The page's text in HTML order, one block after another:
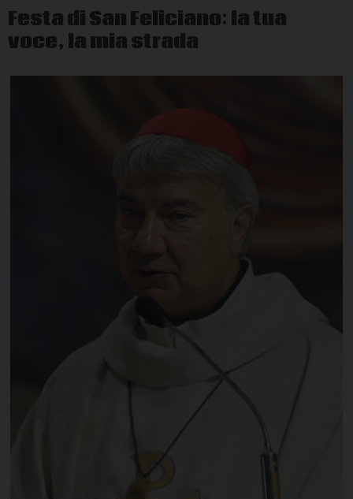
Festa di San Feliciano: la tua
voce, la mia strada